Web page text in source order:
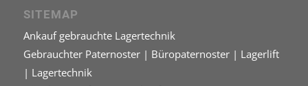
SITEMAP
Ankauf gebrauchte Lagertechnik
Gebrauchter Paternoster | Büropaternoster | Lagerlift
| Lagertechnik